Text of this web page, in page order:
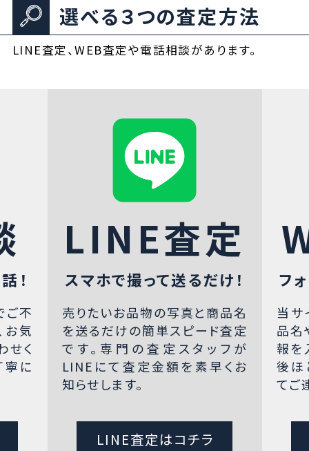
選べる３つの査定方法
LINE査定、WEB査定や電話相談があります。
！
ご不
お気
せく
寧に
LINE査定
スマホで撮って送るだけ！
売りたいお品物の写真と商品名
を送るだけの簡単スピード査定
です。専門の査定スタッフが
LINEにて査定金額を素早くお
知らせします。
LINE査定はコチラ
フ
当サ
品名
報を
後ほ
てご